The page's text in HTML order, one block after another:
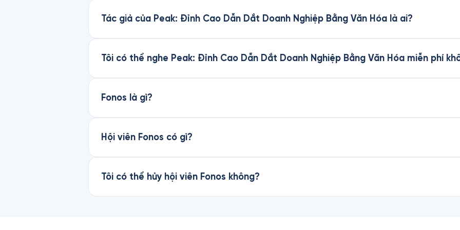
Tác giả của Peak: Đỉnh Cao Dẫn Dắt Doanh Nghiệp Bằng Văn Hóa là ai?
Tôi có thể nghe Peak: Đỉnh Cao Dẫn Dắt Doanh Nghiệp Bằng Văn Hóa miễn phí
Fonos là gì?
Hội viên Fonos có gì?
Tôi có thể hủy hội viên Fonos không?